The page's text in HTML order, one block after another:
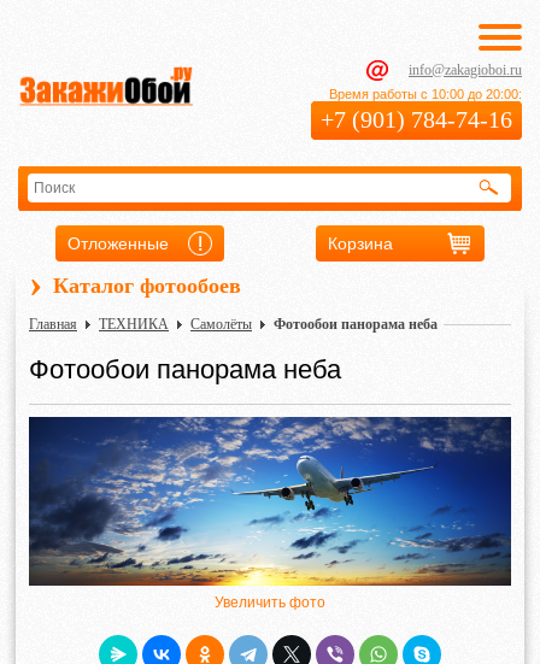
info@zakagioboi.ru
Время работы с 10:00 до 20:00:
+7 (901) 784-74-16
Отложенные Корзина
› Каталог фотообоев
Главная ТЕХНИКА Самолёты Фотообои панорама неба
Фотообои панорама неба
Увеличить фото